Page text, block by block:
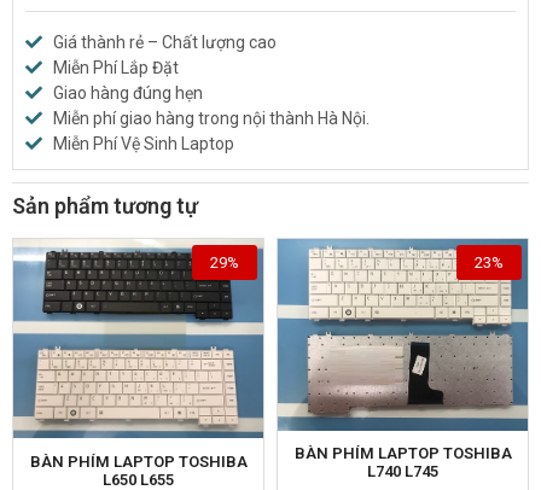
Giá thành rẻ – Chất lượng cao
Miễn Phí Lắp Đặt
Giao hàng đúng hẹn
Miễn phí giao hàng trong nội thành Hà Nội.
Miễn Phí Vệ Sinh Laptop
Sản phẩm tương tự
BÀN PHÍM LAPTOP TOSHIBA
L650 L655
29%
BÀN PHÍM LAPTOP TOSHIBA
L740 L745
23%